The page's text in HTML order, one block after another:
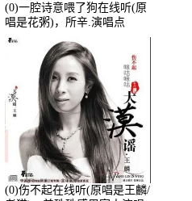
(0)一腔诗意喂了狗在线听(原
唱是花粥)，所辛.演唱点
播:80720次
(0)伤不起在线听(原唱是王麟/